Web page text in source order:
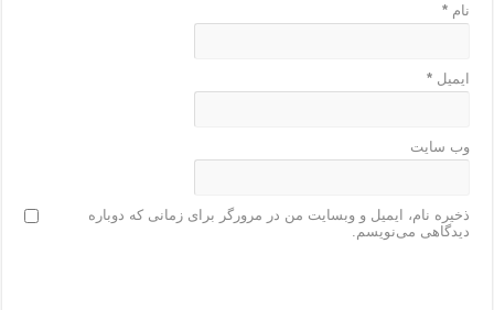
نام*
ایمیل*
وب‌ سایت
ذخیره نام، ایمیل و وبسایت من در مرورگر برای زمانی که دوباره
دیدگاهی می‌نویسم.